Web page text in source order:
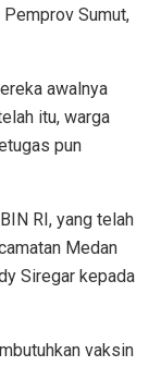
Sumut,
awalnya
itu, warga
pun
RI, yang telah
Medan
Siregar kepada
vaksin